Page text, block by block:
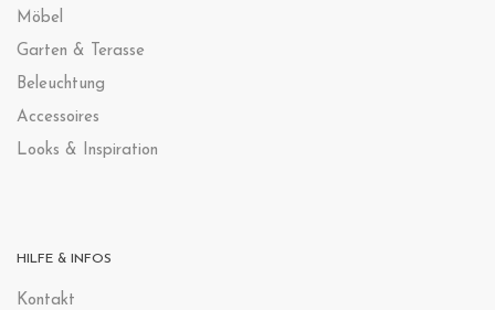
Möbel
Garten & Terasse
Beleuchtung
Accessoires
Looks & Inspiration
HILFE & INFOS
Kontakt